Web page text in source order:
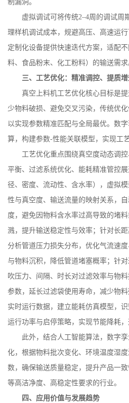
制漏洞。
虚拟调试可将传统2–4周的调试周
理样机调试成本，规避高压、高速运
定制化设备提供快速迭代方案，适配
料、食品粉末、化工粉料）的输送需求
三、工艺优化：精准调控、提质
真空上料机工艺优化核心目标是
少物料破损、避免交叉污染，传统优
以实现参数精准匹配与全局最优。数
算，构建参数-性能关联模型，实现工
工艺优化重点围绕真空度动态调
平衡、过滤系统优化、能耗精准管控
径、密度、流动性、含水率），虚拟
性与真空度、输送流量的映射关系，
度，避免因物料含水率过高导致的堵
溅，提升输送稳定性与效率；针对长
分析管道压力损失分布，优化气流速
与物料沉积，降低管道堵塞概率；针
吹压力、间隔、时长对过滤效率与物
参数，延长过滤袋使用寿命，减少物
实时运行数据，建立能耗仿真模型，
运行功率与启停策略，实现节能降耗
此外，结合人工智能算法，数字
化，根据物料批次变化、环境温度湿
数，确保输送质量稳定，提升产品一
等高洁净度、高稳定性要求的行业。
四、应用价值与发展趋势